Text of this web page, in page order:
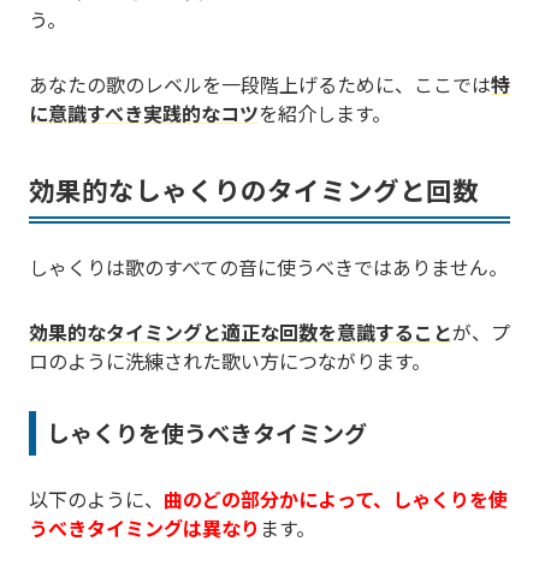
う。
あなたの歌のレベルを一段階上げるために、ここでは特
に意識すべき実践的なコツを紹介します。
効果的なしゃくりのタイミングと回数
しゃくりは歌のすべての音に使うべきではありません。
効果的なタイミングと適正な回数を意識することが、プ
ロのように洗練された歌い方につながります。
しゃくりを使うべきタイミング
以下のように、 曲のどの部分かによって、しゃくりを使
うべきタイミングは異なり ます。